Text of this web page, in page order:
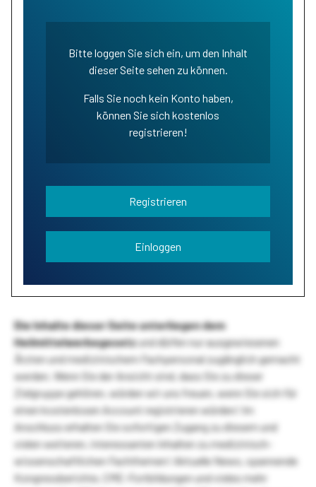
Bitte loggen Sie sich ein, um den Inhalt
dieser Seite sehen zu können.
Falls Sie noch kein Konto haben,
können Sie sich kostenlos
registrieren!
Registrieren
Einloggen
Die Inhalte dieser Seite unterliegen dem
Heilmittelwerbegesetzund dürfen nur ausgewiesenen
Ärzten und medizinischem Fachpersonal zugänglich gemacht
werden. Wenn Sie der Ansicht sind, dass Sie zu dieser
Zielgruppe gehören, würden wir uns freuen, wenn Sie sich für
einen kostenlosen Account registrieren würden! Im
Anschluss erhalten Sie sofortigen Zugang zu diesem und
vielen weiteren, interessanten Inhalten zu medizinisch-
wissenschaftlichen Fachthemen! Aktuelle News, spannende
Kongressberichte, CME-Fortbildungen und vieles mehr